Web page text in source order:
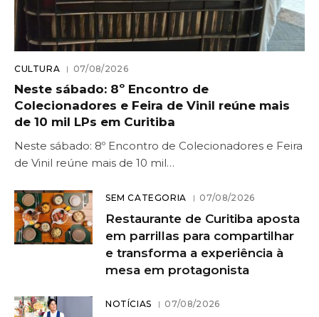
CULTURA 07/08/2026
Neste sábado: 8º Encontro de
Colecionadores e Feira de Vinil reúne mais
de 10 mil LPs em Curitiba
Neste sábado: 8º Encontro de Colecionadores e Feira
de Vinil reúne mais de 10 mil…
SEM CATEGORIA 07/08/2026
Restaurante de Curitiba aposta
em parrillas para compartilhar
e transforma a experiência à
mesa em protagonista
NOTÍCIAS 07/08/2026